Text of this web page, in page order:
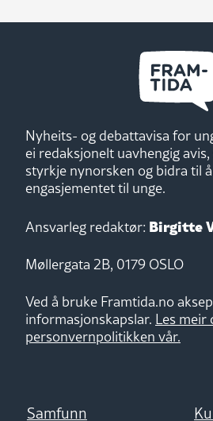
Nyheits- og debattavisa for
ei redaksjonelt uavhengig
styrkje nynorsken og bidra til
engasjementet til unge.
Ansvarleg redaktør: Birgitte
Møllergata 2B, 0179 OSLO
Ved å bruke Framtida.no
informasjonskapslar. Les meir
personvernpolitikken vår.
Samfunn